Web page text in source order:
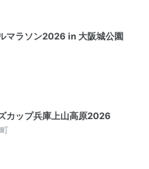
マラソン2026 in 大阪城公園
カップ兵庫上山高原2026